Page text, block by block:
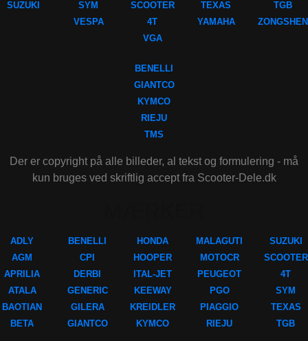
SUZUKI
SYM
VESPA
SCOOTER
4T
VGA
TEXAS
YAMAHA
TGB
ZONGSHEN
BENELLI
GIANTCO
KYMCO
RIEJU
TMS
Der er copyright på alle billeder, al tekst og formulering - må
kun bruges ved skriftlig accept fra Scooter-Dele.dk
ADLY
AGM
APRILIA
ATALA
BAOTIAN
BETA
BENELLI
CPI
DERBI
GENERIC
GILERA
GIANTCO
HONDA
HOOPER
ITAL-JET
KEEWAY
KREIDLER
KYMCO
MALAGUTI
MOTOCR
PEUGEOT
PGO
PIAGGIO
RIEJU
SUZUKI
SCOOTER
4T
SYM
TEXAS
TGB